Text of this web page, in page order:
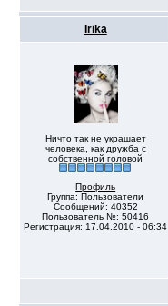
Irika
Ничто так не украшает
человека, как дружба с
собственной головой
Профиль
Группа: Пользователи
Сообщений: 40352
Пользователь №: 50416
Регистрация: 17.04.2010 - 06:34